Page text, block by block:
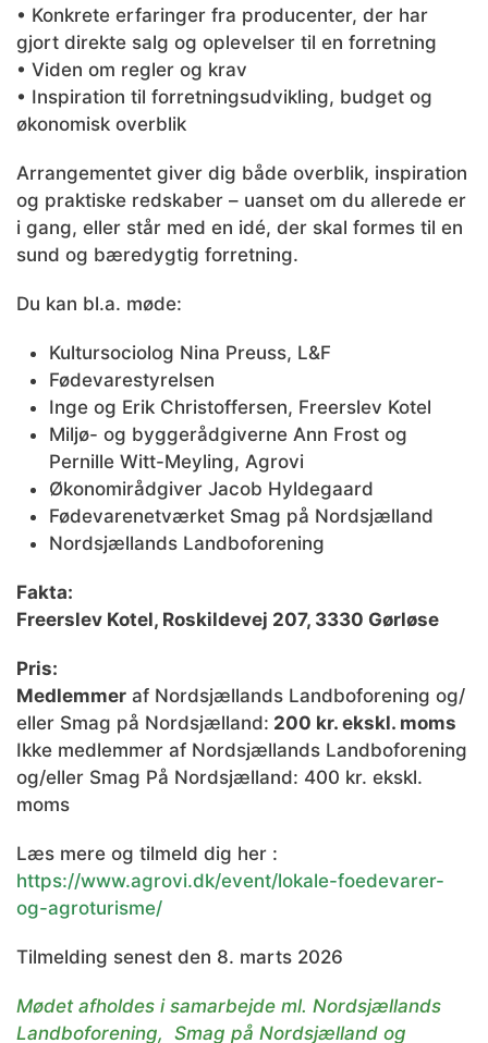
• Konkrete erfaringer fra producenter, der har
gjort direkte salg og oplevelser til en forretning
• Viden om regler og krav
• Inspiration til forretningsudvikling, budget og
økonomisk overblik
Arrangementet giver dig både overblik, inspiration
og praktiske redskaber – uanset om du allerede er
i gang, eller står med en idé, der skal formes til en
sund og bæredygtig forretning.
Du kan bl.a. møde:
Kultursociolog Nina Preuss, L&F
Fødevarestyrelsen
Inge og Erik Christoffersen, Freerslev Kotel
Miljø- og byggerådgiverne Ann Frost og
Pernille Witt-Meyling, Agrovi
Økonomirådgiver Jacob Hyldegaard
Fødevarenetværket Smag på Nordsjælland
Nordsjællands Landboforening
Fakta:
Freerslev Kotel, Roskildevej 207, 3330 Gørløse
Pris:
Medlemmer af Nordsjællands Landboforening og/
eller Smag på Nordsjælland: 200 kr. ekskl. moms
Ikke medlemmer af Nordsjællands Landboforening
og/eller Smag På Nordsjælland: 400 kr. ekskl.
moms
Læs mere og tilmeld dig her :
https://www.agrovi.dk/event/lokale-foedevarer-
og-agroturisme/
Tilmelding senest den 8. marts 2026
Mødet afholdes i samarbejde ml. Nordsjællands
Landboforening, Smag på Nordsjælland og